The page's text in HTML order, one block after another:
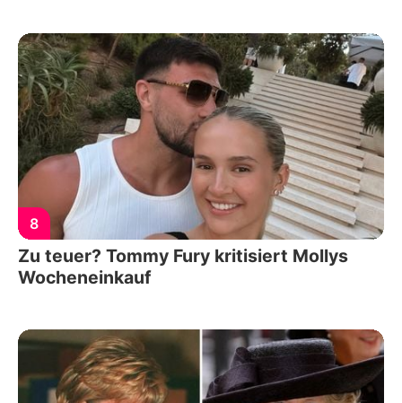
8
Zu teuer? Tommy Fury kritisiert Mollys
Wocheneinkauf